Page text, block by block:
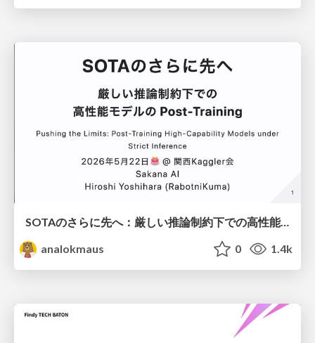
SOTAのさらに先へ：厳しい推論制約下での高性能モデルのPost-Training
analokmaus
0 1.4k